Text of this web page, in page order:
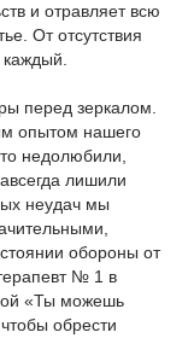
и отравляет всю
От отсутствия
перед зеркалом.
опытом нашего
недолюбили,
лишили
неудач мы
обороны от
№ 1 в
«Ты можешь
обрести